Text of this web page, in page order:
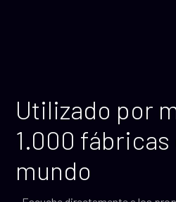
Utilizado por
1.000 fábricas
mundo